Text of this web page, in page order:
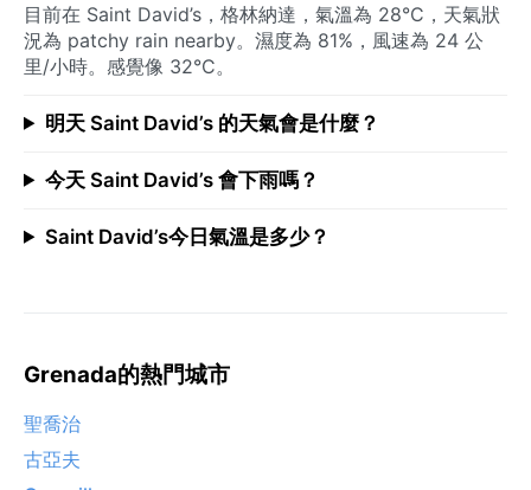
目前在 Saint David’s，格林納達，氣溫為 28°C，天氣狀
況為 patchy rain nearby。濕度為 81%，風速為 24 公
里/小時。感覺像 32°C。
明天 Saint David’s 的天氣會是什麼？
今天 Saint David’s 會下雨嗎？
Saint David’s今日氣溫是多少？
Grenada的熱門城市
聖喬治
古亞夫